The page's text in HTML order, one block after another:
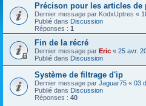
Précison pour les articles de
Dernier message par KodxUptres «
Publié dans Discussion
Réponses : 1
Fin de la récré
Dernier message par Eric « 25 avr.
Publié dans Discussion
Système de filtrage d'ip
Dernier message par Jaguar75 « 03
Publié dans Discussion
Réponses : 40